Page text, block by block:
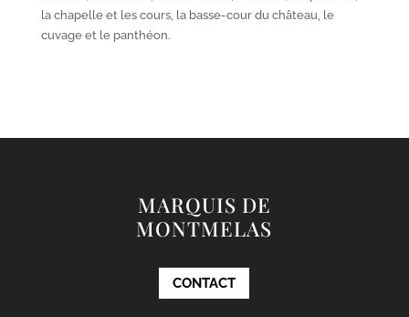
la chapelle et les cours, la basse-cour du château, le
cuvage et le panthéon.
MARQUIS DE
MONTMELAS
CONTACT